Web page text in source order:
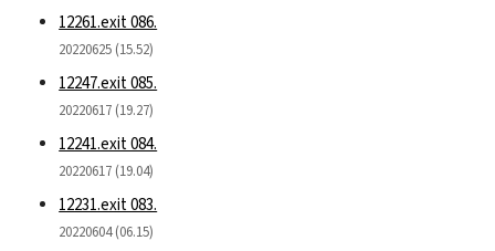
12261.exit 086.
20220625 (15.52)
12247.exit 085.
20220617 (19.27)
12241.exit 084.
20220617 (19.04)
12231.exit 083.
20220604 (06.15)